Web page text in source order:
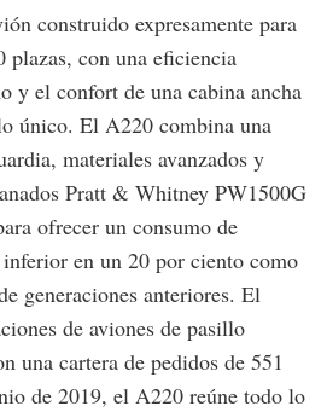
construido expresamente para
plazas, con una eficiencia
y el confort de una cabina ancha
único. El A220 combina una
materiales avanzados y
Pratt & Whitney PW1500G
ofrecer un consumo de
en un 20 por ciento como
generaciones anteriores. El
de aviones de pasillo
una cartera de pedidos de 551
de 2019, el A220 reúne todo lo